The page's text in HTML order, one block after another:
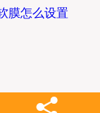
膜怎么设置
